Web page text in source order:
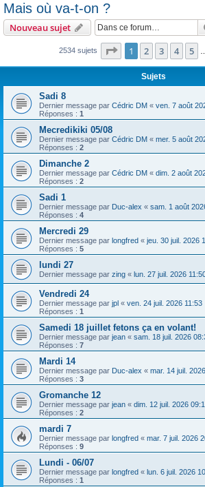
Mais où va-t-on ?
Nouveau sujet
2534 sujets Page 1sur102
1 2 3 4 5
Sujets
Sadi 8
Dernier message par Cédric DM « ven. 7 août
Réponses : 1
Mecredikiki 05/08
Dernier message par Cédric DM « mer. 5 août
Réponses : 2
Dimanche 2
Dernier message par Cédric DM « dim. 2 août
Réponses : 2
Sadi 1
Dernier message par Duc-alex « sam. 1 août
Réponses : 4
Mercredi 29
Dernier message par longfred « jeu. 30 juil. 2026
Réponses : 5
lundi 27
Dernier message par zing « lun. 27 juil. 2026
Vendredi 24
Dernier message par jpl « ven. 24 juil. 2026 11:53
Réponses : 1
Samedi 18 juillet fetons ça en volant!
Dernier message par jean « sam. 18 juil. 2026
Réponses : 7
Mardi 14
Dernier message par Duc-alex « mar. 14 juil.
Réponses : 3
Gromanche 12
Dernier message par jean « dim. 12 juil. 2026
Réponses : 2
mardi 7
Dernier message par longfred « mar. 7 juil. 2026
Réponses : 9
Lundi - 06/07
Dernier message par longfred « lun. 6 juil. 2026
Réponses : 1